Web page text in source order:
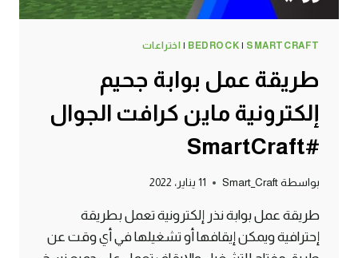
BEDROCK | SMARTCRAFT
| اختراعات
طريقة عمل بوابة جحيم
إلكترونية ماين كرافت الجوال
#SmartCraft
بواسطة Smart_Craft 11 يناير، 2022
طريقة عمل بوابة نذر إلكترونية تعمل بطريقة
إحترافية ويمكن إيقافها أو تشغيلها في أي وقت عن